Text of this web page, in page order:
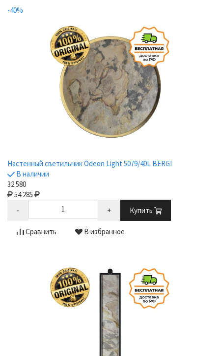
-40%
Настенный светильник Odeon Light 5079/40L BERGI
В наличии
32 580
54 285
-
+ Купить
Сравнить В избранное